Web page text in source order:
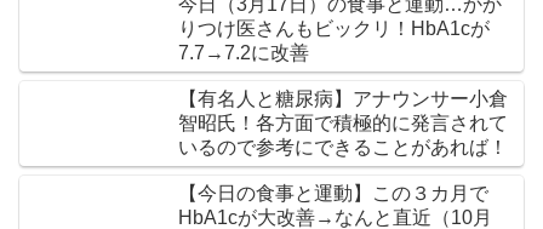
今日（3月17日）の食事と運動…かか
りつけ医さんもビックリ！HbA1cが
7.7→7.2に改善
【有名人と糖尿病】アナウンサー小倉
智昭氏！各方面で積極的に発言されて
いるので参考にできることがあれば！
【今日の食事と運動】この３カ月で
HbA1cが大改善→なんと直近（10月